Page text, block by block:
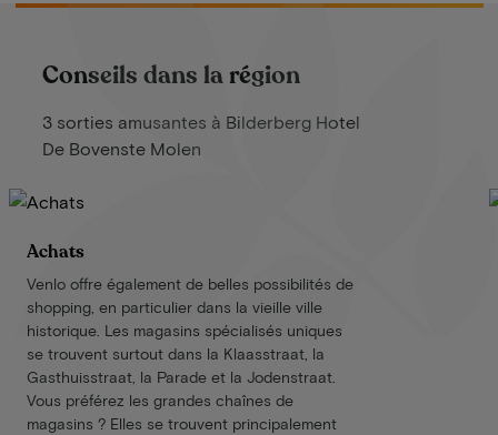
Conseils dans la région
3 sorties amusantes à Bilderberg Hotel
De Bovenste Molen
Achats
Venlo offre également de belles possibilités de
shopping, en particulier dans la vieille ville
historique. Les magasins spécialisés uniques
se trouvent surtout dans la Klaasstraat, la
Gasthuisstraat, la Parade et la Jodenstraat.
Vous préférez les grandes chaînes de
magasins ? Elles se trouvent principalement